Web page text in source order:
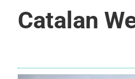
Catalan